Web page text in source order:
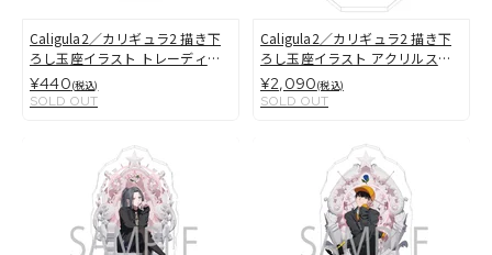
Caligula2／カリギュラ2 描き下
ろし玉座イラスト トレーディン
グ缶バッジ
¥440(税込)
SOLD OUT
Caligula2／カリギュラ2 描き下
ろし玉座イラスト アクリルスタ
ンド 主人公(男）
¥2,090(税込)
SOLD OUT